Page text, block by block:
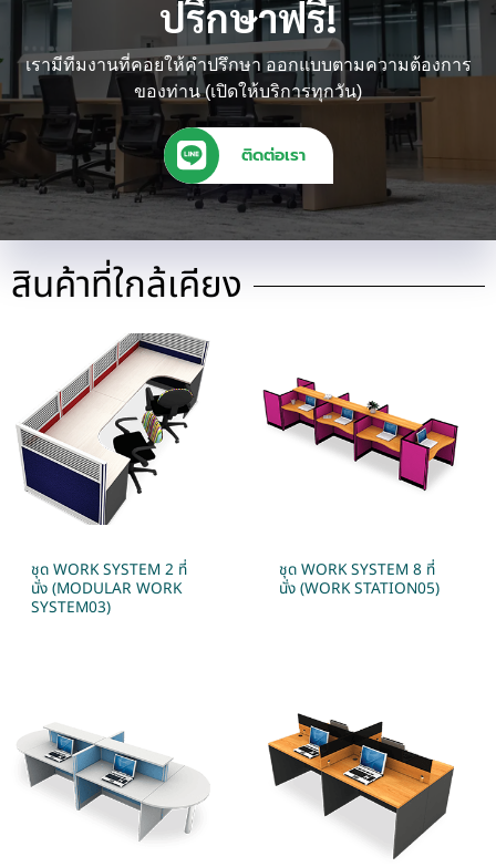
ปรึกษาฟรี!
เรามีทีมงานที่คอยให้คำปรึกษา ออกแบบตามความต้องการ
ของท่าน (เปิดให้บริการทุกวัน)
ติดต่อเรา
สินค้าที่ใกล้เคียง
ชุด WORK SYSTEM 2 ที่
นั่ง (MODULAR WORK
SYSTEM03)
ชุด WORK SYSTEM 8 ที่
นั่ง (WORK STATION05)